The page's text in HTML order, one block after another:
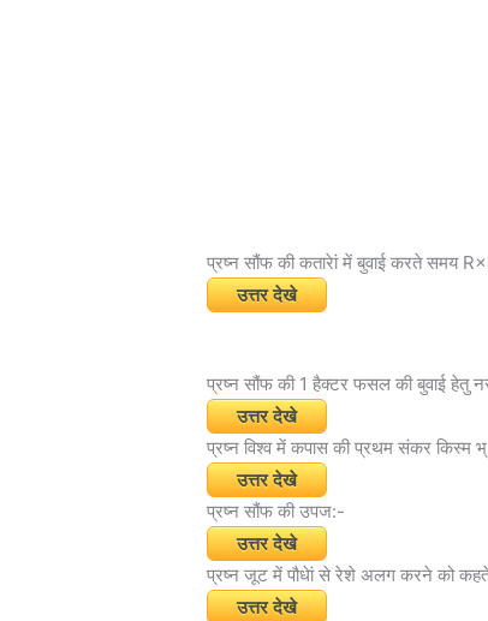
प्रष्न सौंफ की कतारेां में बुवाई करते समय
उत्तर देखे
प्रष्न सौंफ की 1 हैक्टर फसल की बुवाई हेतु
उत्तर देखे
प्रष्न विश्व में कपास की प्रथम संकर किस्म
उत्तर देखे
प्रष्न सौंफ की उपज:-
उत्तर देखे
प्रष्न जूट में पौधेां से रेशे अलग करने को
उत्तर देखे